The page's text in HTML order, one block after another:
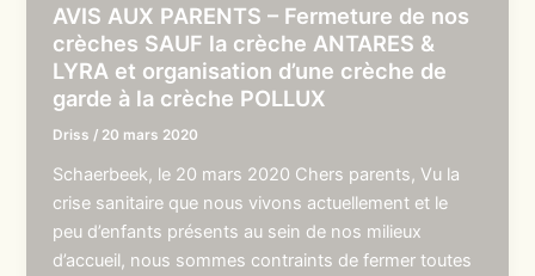
AVIS AUX PARENTS – Fermeture de nos
crèches SAUF la crèche ANTARES &
LYRA et organisation d’une crèche de
garde à la crèche POLLUX
Driss / 20 mars 2020
Schaerbeek, le 20 mars 2020 Chers parents, Vu la
crise sanitaire que nous vivons actuellement et le
peu d’enfants présents au sein de nos milieux
d’accueil, nous sommes contraints de fermer toutes